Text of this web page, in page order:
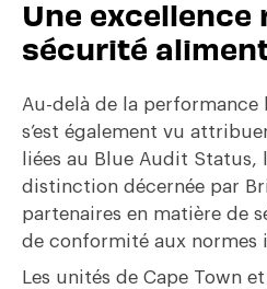
Une excellence
sécurité
Au-delà de la
s’est également vu
liées au Blue Audit Status,
distinction décernée par
partenaires en matière de
de conformité aux normes
Les unités de Cape Town